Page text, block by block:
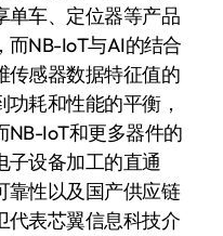
单车、定位器等产品
而NB-IoT与AI的结合
传感器数据特征值的
耗和性能的平衡，
NB-IoT和更多器件的
子设备加工的直通
靠性以及国产供应链
代表芯翼信息科技介